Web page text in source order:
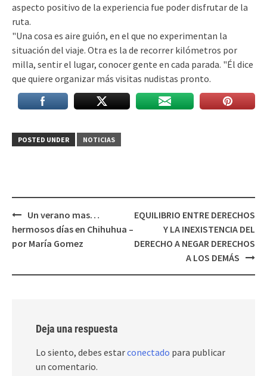
aspecto positivo de la experiencia fue poder disfrutar de la
ruta.
"Una cosa es aire guión, en el que no experimentan la
situación del viaje. Otra es la de recorrer kilómetros por
milla, sentir el lugar, conocer gente en cada parada. "Él dice
que quiere organizar más visitas nudistas pronto.
POSTED UNDER NOTICIAS
Post
navigation
Un verano mas…
hermosos días en Chihuhua –
por María Gomez
EQUILIBRIO ENTRE DERECHOS
Y LA INEXISTENCIA DEL
DERECHO A NEGAR DERECHOS
A LOS DEMÁS
Deja una respuesta
Lo siento, debes estarconectado para publicar
un comentario.